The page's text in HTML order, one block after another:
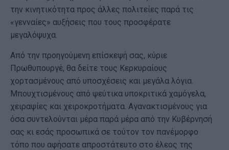
την κινητικότητα προς άλλες πολιτείες παρά τις
«γενναίες» αυξήσεις που τους προσφέρατε
μεγαλόψυχα.
Από την προηγούμενη επίσκεψή σας, κύριε
Πρωθυπουργέ, θα δείτε τους Κερκυραίους
χορτασμένους από υποσχέσεις και μεγάλα λόγια.
Μπουχτισμένους από ψεύτικα υποκριτικά χαμόγελα,
χειραψίες και χειροκροτήματα. Αγανακτισμένους για
όσα συντελούνται μέρα παρά μέρα από την Κυβέρνησή
σας κι εσάς προσωπικά σε τούτον τον πανέμορφο
τόπο που αφήσατε απροστάτευτο στο έλεος της